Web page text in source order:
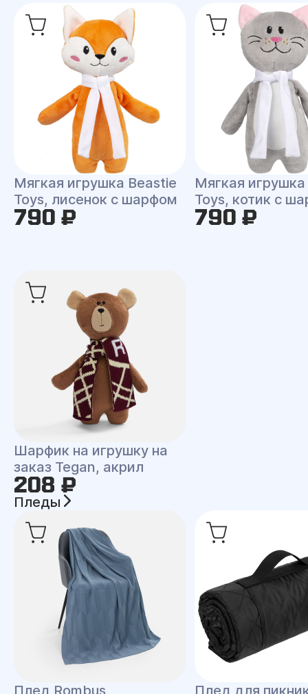
Мягкая игрушка Beastie
Toys, лисенок с шарфом
790 ₽
Мягкая
Toys, котик с
790 ₽
Шарфик на игрушку на
заказ Tegan, акрил
208 ₽
Пледы
Плед Rombus Плед для